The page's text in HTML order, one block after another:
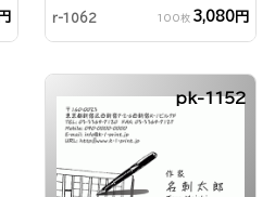
r-1062 100枚 3,080円
pk-1152